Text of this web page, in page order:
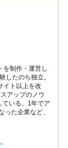
を制作・運営し
したのち独立。
イト以上を改
アップのノウ
いる。1年でア
った企業など、